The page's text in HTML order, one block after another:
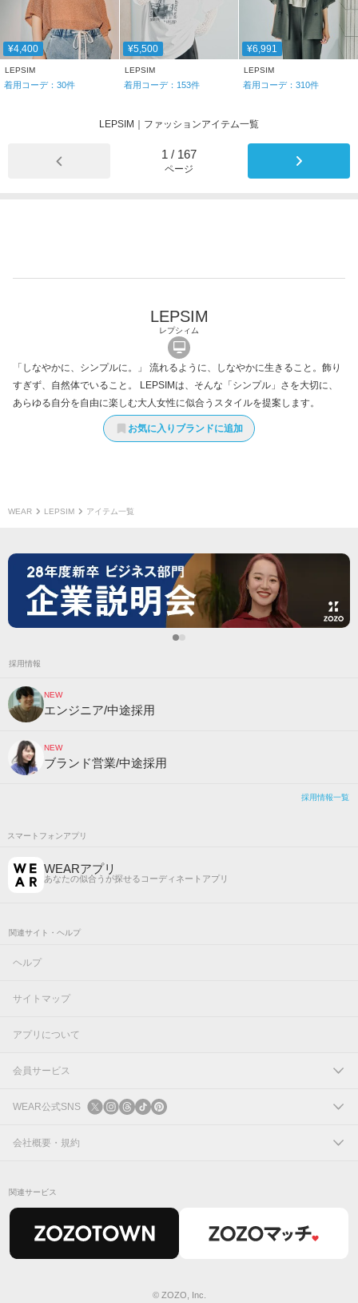
¥4,400
LEPSIM
着用コーデ： 30件
¥5,500
LEPSIM
着用コーデ： 153件
¥6,991
LEPSIM
着用コーデ：310件
LEPSIM｜ファッションアイテム一覧
1 / 167
ページ
LEPSIM
レプシィム
「しなやかに、シンプルに。」 流れるように、しなやかに生きること。飾り
すぎず、自然体でいること。 LEPSIMは、そんな「シンプル」さを大切に、
あらゆる自分を自由に楽しむ大人女性に似合うスタイルを提案します。
お気に入りブランドに追加
WEAR LEPSIM アイテム一覧
採用情報
NEW
エンジニア/中途採用
NEW
ブランド営業/中途採用
採用情報一覧
スマートフォンアプリ
WEARアプリ
あなたの似合うが探せるコーディネートアプリ
関連サイト・ヘルプ
ヘルプ
サイトマップ
アプリについて
会員サービス
ログイン
新規会員登録
WEAR公式SNS
X
会社概要・規約
関連サービス
© ZOZO, Inc.